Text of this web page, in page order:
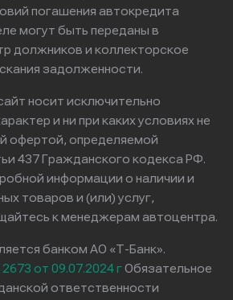
погашения автокредита
могут быть переданы в
должников и коллекторское
задолженности.
носит исключительно
и ни при каких условиях не
офертой, определяемой
437 Гражданского кодекса РФ.
информации о наличии и
товаров и (или) услуг,
к менеджерам автоцентра.
банком АО «Т-Банк».
от 09.07.2024 гОбязательное
ответственности